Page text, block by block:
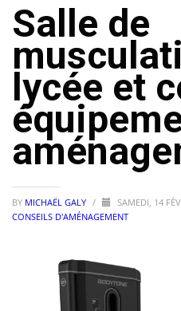
Salle de
lycée et
BY MICHAËL GALY / SAMEDI, 14
CONSEILS D'AMÉNAGEMENT